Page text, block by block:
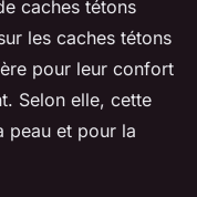
caches tétons
les caches tétons
pour leur confort
Selon elle, cette
peau et pour la